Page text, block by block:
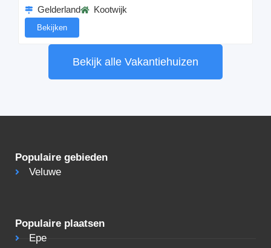
Gelderland
Kootwijk
Bekijken
Bekijk alle Vakantiehuizen
Populaire gebieden
Veluwe
Populaire plaatsen
Epe